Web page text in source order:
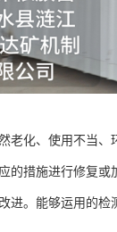
老化、使用不当
的措施进行修复
进。能够运用的